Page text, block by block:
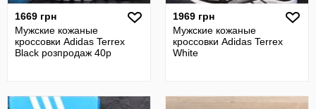
1669 грн
Мужские кожаные
кроссовки Adidas Terrex
Black розпродаж 40р
1969 грн
Мужские кожаные
кроссовки Adidas Terrex
White